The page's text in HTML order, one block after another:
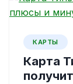
КАРТЫ
Карта